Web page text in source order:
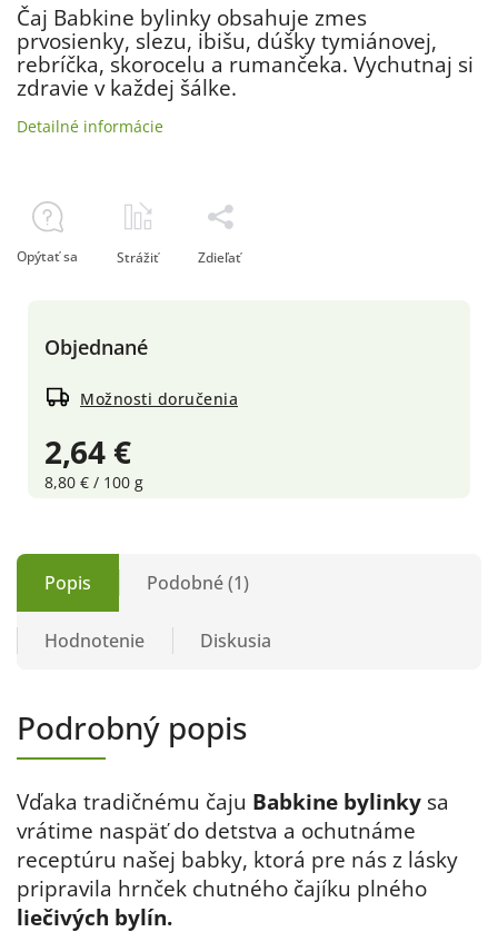
2,64 €
8,80 € / 100 g
Objednané
Možnosti doručenia
Čaj Babkine bylinky obsahuje zmes
prvosienky, slezu, ibišu, dúšky tymiánovej,
rebríčka, skorocelu a rumančeka. Vychutnaj si
zdravie v každej šálke.
Detailné informácie
Opýtať sa Strážiť Zdieľať
Popis Podobné (1)
Hodnotenie Diskusia
Podrobný popis
Vďaka tradičnému čaju Babkine bylinky sa
vrátime naspäť do detstva a ochutnáme
receptúru našej babky, ktorá pre nás z lásky
pripravila hrnček chutného čajíku plného
liečivých bylín.